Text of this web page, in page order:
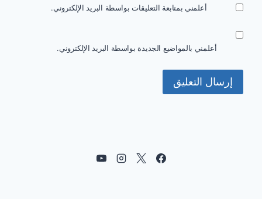
أعلمني بمتابعة التعليقات بواسطة البريد الإلكتروني.
أعلمني بالمواضيع الجديدة بواسطة البريد الإلكتروني.